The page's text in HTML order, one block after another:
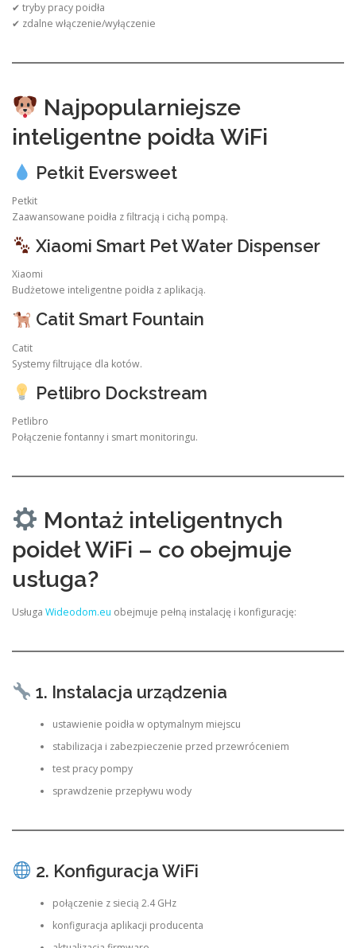
✔ tryby pracy poidła
✔ zdalne włączenie/wyłączenie
Najpopularniejsze
inteligentne poidła WiFi
Petkit Eversweet
Petkit
Zaawansowane poidła z filtracją i cichą pompą.
Xiaomi Smart Pet Water Dispenser
Xiaomi
Budżetowe inteligentne poidła z aplikacją.
Catit Smart Fountain
Catit
Systemy filtrujące dla kotów.
Petlibro Dockstream
Petlibro
Połączenie fontanny i smart monitoringu.
Montaż inteligentnych
poideł WiFi – co obejmuje
usługa?
Usługa Wideodom.eu obejmuje pełną instalację i konfigurację:
1. Instalacja urządzenia
ustawienie poidła w optymalnym miejscu
stabilizacja i zabezpieczenie przed przewróceniem
test pracy pompy
sprawdzenie przepływu wody
2. Konfiguracja WiFi
połączenie z siecią 2.4 GHz
konfiguracja aplikacji producenta